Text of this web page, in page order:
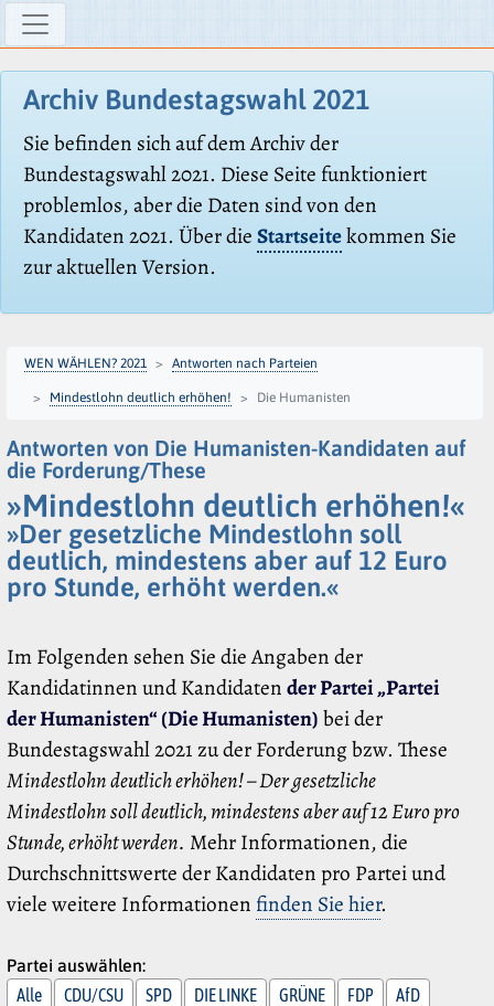
Archiv Bundestagswahl 2021
Sie befinden sich auf dem Archiv der
Bundestagswahl 2021. Diese Seite funktioniert
problemlos, aber die Daten sind von den
Kandidaten 2021. Über dieStartseitekommen Sie
zur aktuellen Version.
WEN WÄHLEN? 2021 Antworten nach Parteien
Mindestlohn deutlich erhöhen! Die Humanisten
Antworten von Die Humanisten-Kandidaten auf
die Forderung/These
»Mindestlohn deutlich erhöhen!«
»Der gesetzliche Mindestlohn soll
deutlich, mindestens aber auf 12 Euro
pro Stunde, erhöht werden.«
Im Folgenden sehen Sie die Angaben der
Kandidatinnen und Kandidatender Partei „Partei
der Humanisten“ (Die Humanisten)bei der
Bundestagswahl 2021 zu der Forderung bzw. These
Mindestlohn deutlich erhöhen! – Der gesetzliche
Mindestlohn soll deutlich, mindestens aber auf 12 Euro pro
Stunde, erhöht werden. Mehr Informationen, die
Durchschnittswerte der Kandidaten pro Partei und
viele weitere Informationen finden Sie hier.
Partei auswählen:
Alle
CDU/CSU SPD DIE LINKE GRÜNE FDP AfD